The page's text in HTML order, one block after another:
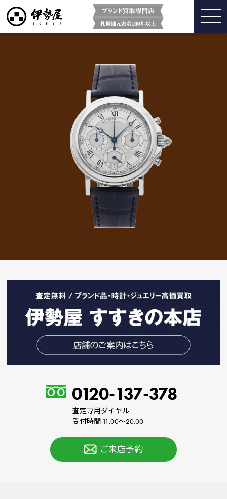
0120-137-378
査定専用ダイヤル
受付時間 11:00～20:00
ご来店予約